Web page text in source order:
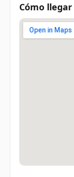
Cómo llegar